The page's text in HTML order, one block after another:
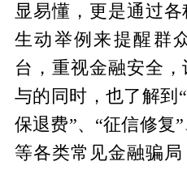
显易懂，更是通过
生动举例来提醒群
台，重视金融安全
与的同时，也了解到
保退费”、“征信修复
等各类常见金融骗